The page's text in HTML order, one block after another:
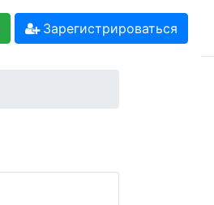
Зарегистрироваться